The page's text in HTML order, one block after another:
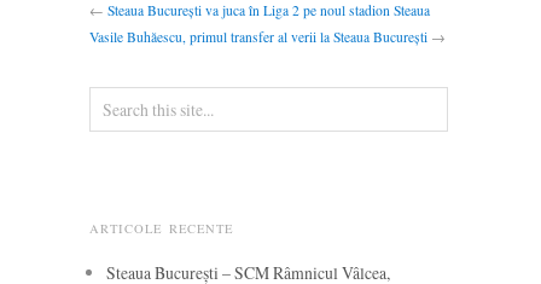
← Steaua București va juca în Liga 2 pe noul stadion Steaua
Vasile Buhăescu, primul transfer al verii la Steaua București →
ARTICOLE RECENTE
Steaua București – SCM Râmnicul Vâlcea,